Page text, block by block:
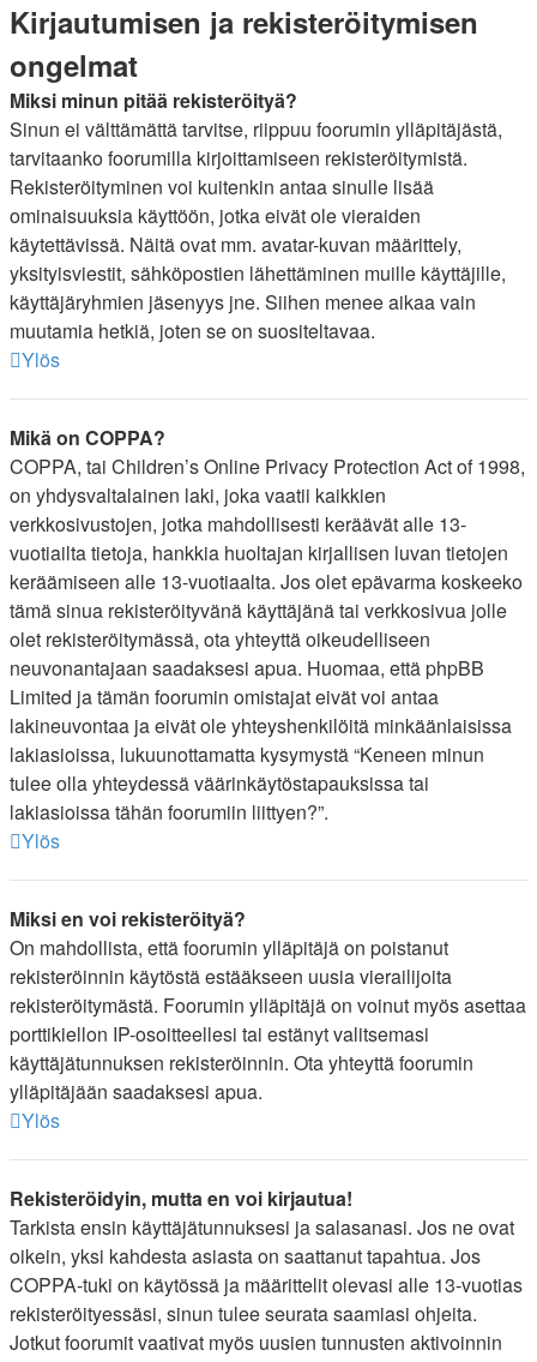
Kirjautumisen ja rekisteröitymisen
ongelmat
Miksi minun pitää rekisteröityä?
Sinun ei välttämättä tarvitse, riippuu foorumin ylläpitäjästä,
tarvitaanko foorumilla kirjoittamiseen rekisteröitymistä.
Rekisteröityminen voi kuitenkin antaa sinulle lisää
ominaisuuksia käyttöön, jotka eivät ole vieraiden
käytettävissä. Näitä ovat mm. avatar-kuvan määrittely,
yksityisviestit, sähköpostien lähettäminen muille käyttäjille,
käyttäjäryhmien jäsenyys jne. Siihen menee aikaa vain
muutamia hetkiä, joten se on suositeltavaa.
Ylös
Mikä on COPPA?
COPPA, tai Children’s Online Privacy Protection Act of 1998,
on yhdysvaltalainen laki, joka vaatii kaikkien
verkkosivustojen, jotka mahdollisesti keräävät alle 13-
vuotiailta tietoja, hankkia huoltajan kirjallisen luvan tietojen
keräämiseen alle 13-vuotiaalta. Jos olet epävarma koskeeko
tämä sinua rekisteröityvänä käyttäjänä tai verkkosivua jolle
olet rekisteröitymässä, ota yhteyttä oikeudelliseen
neuvonantajaan saadaksesi apua. Huomaa, että phpBB
Limited ja tämän foorumin omistajat eivät voi antaa
lakineuvontaa ja eivät ole yhteyshenkilöitä minkäänlaisissa
lakiasioissa, lukuunottamatta kysymystä “Keneen minun
tulee olla yhteydessä väärinkäytöstapauksissa tai
lakiasioissa tähän foorumiin liittyen?”.
Ylös
Miksi en voi rekisteröityä?
On mahdollista, että foorumin ylläpitäjä on poistanut
rekisteröinnin käytöstä estääkseen uusia vierailijoita
rekisteröitymästä. Foorumin ylläpitäjä on voinut myös asettaa
porttikiellon IP-osoitteellesi tai estänyt valitsemasi
käyttäjätunnuksen rekisteröinnin. Ota yhteyttä foorumin
ylläpitäjään saadaksesi apua.
Ylös
Rekisteröidyin, mutta en voi kirjautua!
Tarkista ensin käyttäjätunnuksesi ja salasanasi. Jos ne ovat
oikein, yksi kahdesta asiasta on saattanut tapahtua. Jos
COPPA-tuki on käytössä ja määrittelit olevasi alle 13-vuotias
rekisteröityessäsi, sinun tulee seurata saamiasi ohjeita.
Jotkut foorumit vaativat myös uusien tunnusten aktivoinnin